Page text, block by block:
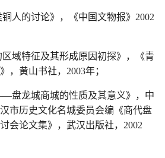
人的讨论》，《中国文物报》2002
区域特征及其形成原因初探》，《青
，黄山书社，2003年；
盘龙城商城的性质及其意义》，中
市历史文化名城委员会编《商代盘
会论文集》，武汉出版社，2002